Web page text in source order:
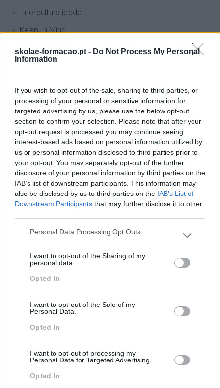
skolae-formacao.pt - Do Not Process My Personal
Information
If you wish to opt-out of the sale, sharing to third parties, or
processing of your personal or sensitive information for
targeted advertising by us, please use the below opt-out
section to confirm your selection. Please note that after your
opt-out request is processed you may continue seeing
interest-based ads based on personal information utilized by
us or personal information disclosed to third parties prior to
your opt-out. You may separately opt-out of the further
disclosure of your personal information by third parties on the
IAB’s list of downstream participants. This information may
also be disclosed by us to third parties on the IAB’s List of
Downstream Participants that may further disclose it to other
Please note that this website/app uses one or more Google
not limited to your visit or usage behaviour. You may click to
grant or deny consent to Google and its third-party tags to
use your data for below specified purposes in below Google
Personal Data Processing Opt Outs
I want to opt-out of the Sharing of my
personal data.
Opted In
I want to opt-out of the Sale of my
Personal Data.
Opted In
I want to opt-out of processing my
Personal Data for Targeted Advertising.
Opted In
Interculturalidade
Keep In Mind
Liderança
Pessoas
PORTO RH MEETING
Recursos Humanos
Sem Categoria
Sustentabilidade
Team Building
Tecnologias De Informação
Recentes
Feedback fora do
Como usar a escuta
ativa para reter talento,